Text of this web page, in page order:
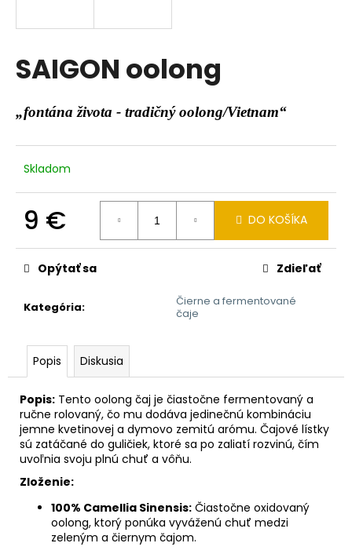
SAIGON oolong
„fontána života - tradičný oolong/Vietnam“
Skladom
9 €
cena:
DO KOŠÍKA
Kategória:
Čierne a fermentované
čaje
Opýtať sa Zdieľať
Popis Diskusia
Popis: Tento oolong čaj je čiastočne fermentovaný a
ručne rolovaný, čo mu dodáva jedinečnú kombináciu
jemne kvetinovej a dymovo zemitú arómu. Čajové lístky
sú zatáčané do guličiek, ktoré sa po zaliatí rozvinú, čím
uvoľnia svoju plnú chuť a vôňu.
Zloženie:
100% Camellia Sinensis: Čiastočne oxidovaný
oolong, ktorý ponúka vyváženú chuť medzi
zeleným a čiernym čajom.
s
ť
?
O
d
o
a
e
BLUNDUS
/
100
G